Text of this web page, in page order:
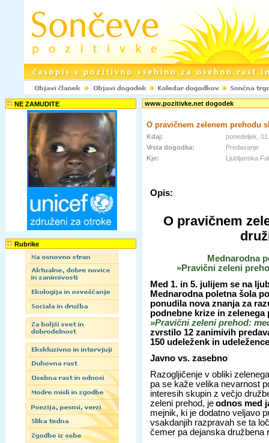
NE ZAMUDITE
Rubrike
www.pozitivke.net dogodek
O pravičnem zelenem prehodu
Kdaj:
ponedeljek,
Vrsta dogodka:
Predavanje
Kje:
Ljubljanska
Opis:
O pravičnem
Mednarodna
»Pravični zeleni
Med 1. in 5. julijem se na
Mednarodna poletna šola
ponudila nova znanja za
podnebne krize in
»Pravični zeleni prehod:
zvrstilo 12 zanimivih
150 udeleženk in
Javno vs. zasebno
Razogljičenje v obliki
pa se kaže velika nevarnost
interesih skupin z večjo
zeleni prehod, jeodnos med
mejnik, ki je dodatno veljavo
vsakdanjih razpravah se ta
čemer pa dejanska